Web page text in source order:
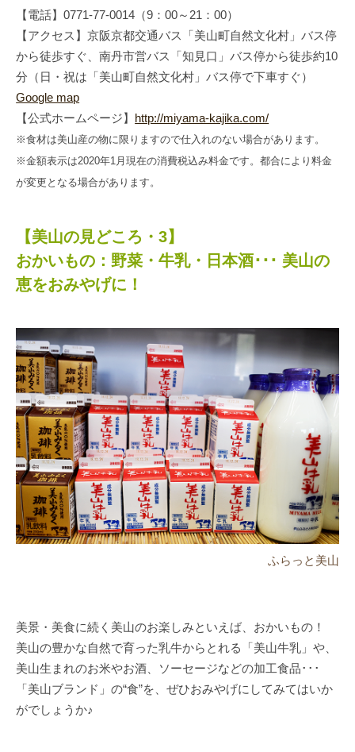
【電話】0771-77-0014（9：00～21：00）
【アクセス】京阪京都交通バス「美山町自然文化村」バス停
から徒歩すぐ、南丹市営バス「知見口」バス停から徒歩約10
分（日・祝は「美山町自然文化村」バス停で下車すぐ）
Google map
【公式ホームページ】 http://miyama-kajika.com/
※食材は美山産の物に限りますので仕入れのない場合があります。
※金額表示は2020年1月現在の消費税込み料金です。都合により料金
が変更となる場合があります。
【美山の見どころ・3】
おかいもの：野菜・牛乳・日本酒･･･ 美山の
恵をおみやげに！
ふらっと美山
美景・美食に続く美山のお楽しみといえば、おかいもの！
美山の豊かな自然で育った乳牛からとれる「美山牛乳」や、
美山生まれのお米やお酒、ソーセージなどの加工食品･･･
「美山ブランド」の“食”を、ぜひおみやげにしてみてはいか
がでしょうか♪